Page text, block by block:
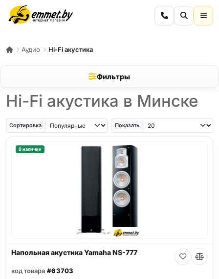
Аудио Hi-Fi акустика
Фильтры
Hi-Fi акустика в Минске
Сортировка Показать
В наличии
Напольная акустика Yamaha NS-777
код товара #63703